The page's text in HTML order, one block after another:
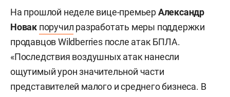
На прошлой неделе вице-премьерАлександр
Новак поручил разработать меры поддержки
продавцов Wildberries после атак БПЛА.
«Последствия воздушных атак нанесли
ощутимый урон значительной части
представителей малого и среднего бизнеса. В